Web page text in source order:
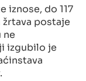
iznose, do 117
postaje
ne
izgubilo je